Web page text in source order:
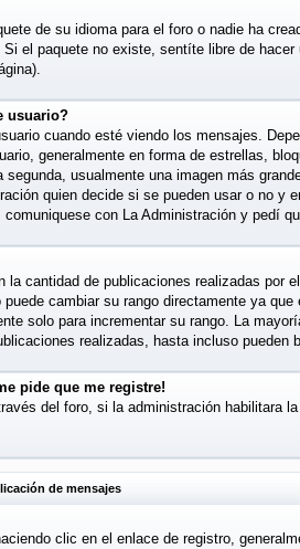
de su idioma para el foro o nadie ha
el paquete no existe, sentíte libre de
usuario?
cuando esté viendo los mensajes.
generalmente en forma de estrellas,
usualmente una imagen más
quien decide si se pueden usar o no y
con La Administración y pedí
cantidad de publicaciones realizadas por
cambiar su rango directamente ya que
solo para incrementar su rango. La
realizadas, hasta incluso pueden
pide que me registre!
del foro, si la administración habilitara
de mensajes
clic en el enlace de registro,